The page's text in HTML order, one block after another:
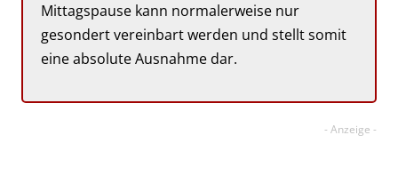
Mittagspause kann normalerweise nur
gesondert vereinbart werden und stellt somit
eine absolute Ausnahme dar.